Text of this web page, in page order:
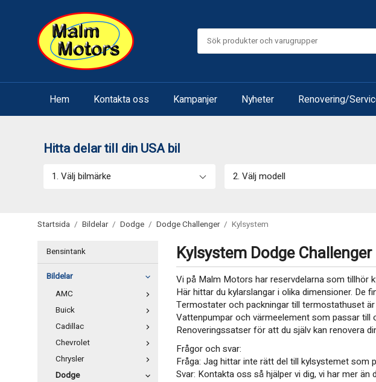
Hem Kontakta oss Kampanjer Nyheter Renovering/
Hitta delar till din USA bil
1. Välj bilmärke 2. Välj modell
Startsida / Bildelar / Dodge / Dodge Challenger / Kylsystem
Bensintank
Bildelar
AMC
Buick
Cadillac
Chevrolet
Chrysler
Dodge
Kylsystem Dodge Challenger
Vi på Malm Motors har reservdelarna som tillhör
Här hittar du kylarslangar i olika dimensioner. De
Termostater och packningar till termostathuset
Vattenpumpar och värmeelement som passar till
Renoveringssatser för att du själv kan renovera
Frågor och svar:
Fråga: Jag hittar inte rätt del till kylsystemet som
Svar: Kontakta oss så hjälper vi dig, vi har mer än